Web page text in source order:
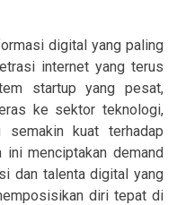
digital yang paling
internet yang terus
startup yang pesat,
ke sektor teknologi,
semakin kuat terhadap
menciptakan demand
dan talenta digital yang
diri tepat di